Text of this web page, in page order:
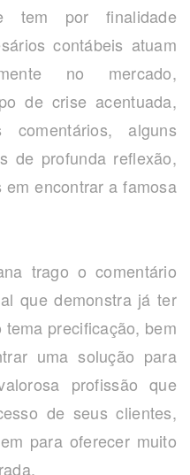
tem por finalidade
contábeis atuam
no mercado,
de crise acentuada,
comentários, alguns
de profunda reflexão,
encontrar a famosa
o comentário
que demonstra já ter
precificação, bem
uma solução para
profissão que
de seus clientes,
para oferecer muito